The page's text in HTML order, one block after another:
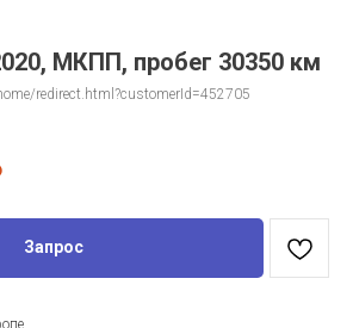
МКПП, пробег 30350 км
redirect.html?customerId=452705
Запрос